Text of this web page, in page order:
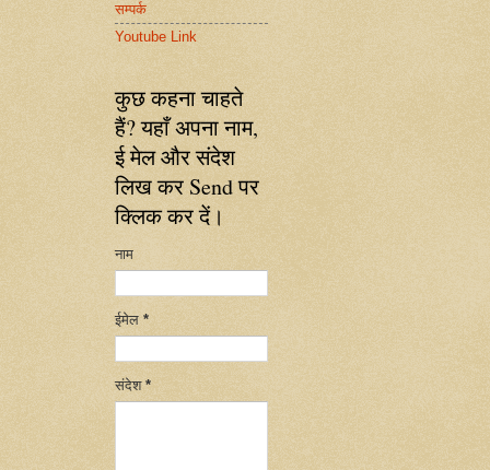
सम्पर्क
Youtube Link
कुछ कहना चाहते
हैं? यहाँ अपना नाम,
ई मेल और संदेश
लिख कर Send पर
क्लिक कर दें।
नाम
ईमेल *
संदेश *